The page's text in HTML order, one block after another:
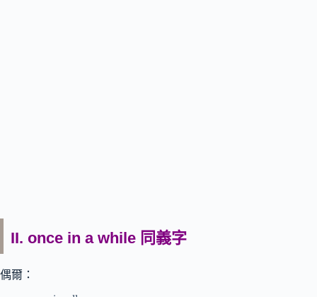
II. once in a while 同義字
偶爾：